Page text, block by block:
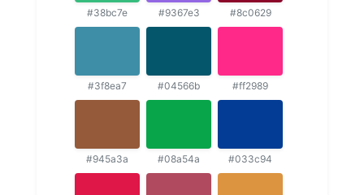
#38bc7e #9367e3 #8c0629
#3f8ea7 #04566b #ff2989
#945a3a #08a54a #033c94